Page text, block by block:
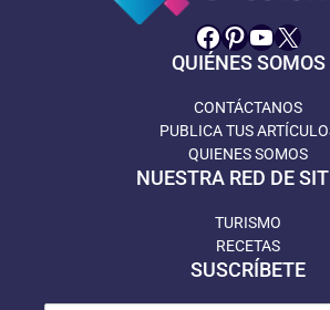
Facebook
Pinterest
X
QUIÉNES SOMOS
CONTÁCTANOS
PUBLICA TUS
QUIENES SOMOS
NUESTRA RED DE
TURISMO
RECETAS
SUSCRÍBETE